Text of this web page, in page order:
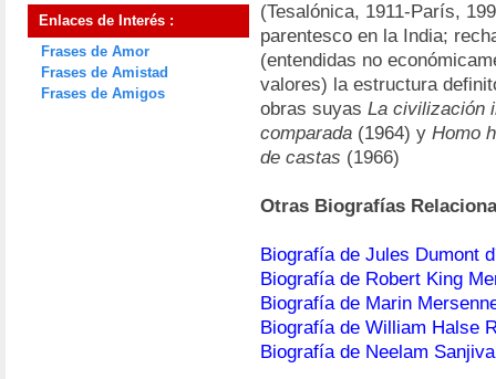
Enlaces de Interés :
Frases de Amor
Frases de Amistad
Frases de Amigos
(Tesalónica, 1911-París,
parentesco en la India;
(entendidas no
valores) la estructura
obras suyas La civilización
comparada (1964) y Homo
de castas (1966)
Otras Biografías
Biografía de Jules Dumont
Biografía de Robert King
Biografía de Marin
Biografía de William Halse
Biografía de Neelam